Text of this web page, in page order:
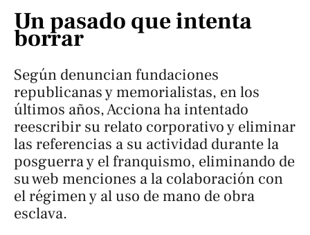
Un pasado que intenta
borrar
Según denuncian fundaciones
republicanas y memorialistas, en los
últimos años, Acciona ha intentado
reescribir su relato corporativo y eliminar
las referencias a su actividad durante la
posguerra y el franquismo, eliminando de
su web menciones a la colaboración con
el régimen y al uso de mano de obra
esclava.